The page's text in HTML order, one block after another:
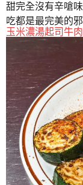
甜完全沒有辛嗆
吃都是最完美的
玉米濃湯起司牛